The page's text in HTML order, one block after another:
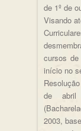
de 1º de
Visando
cursos
início no
de abril
2003,